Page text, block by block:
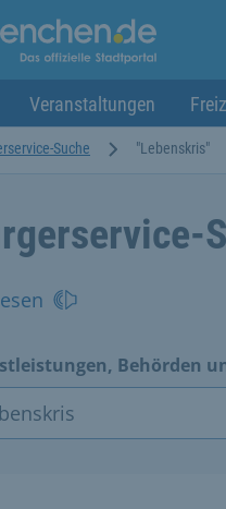
Veranstaltungen
Suche "Lebenskris"
Behörden